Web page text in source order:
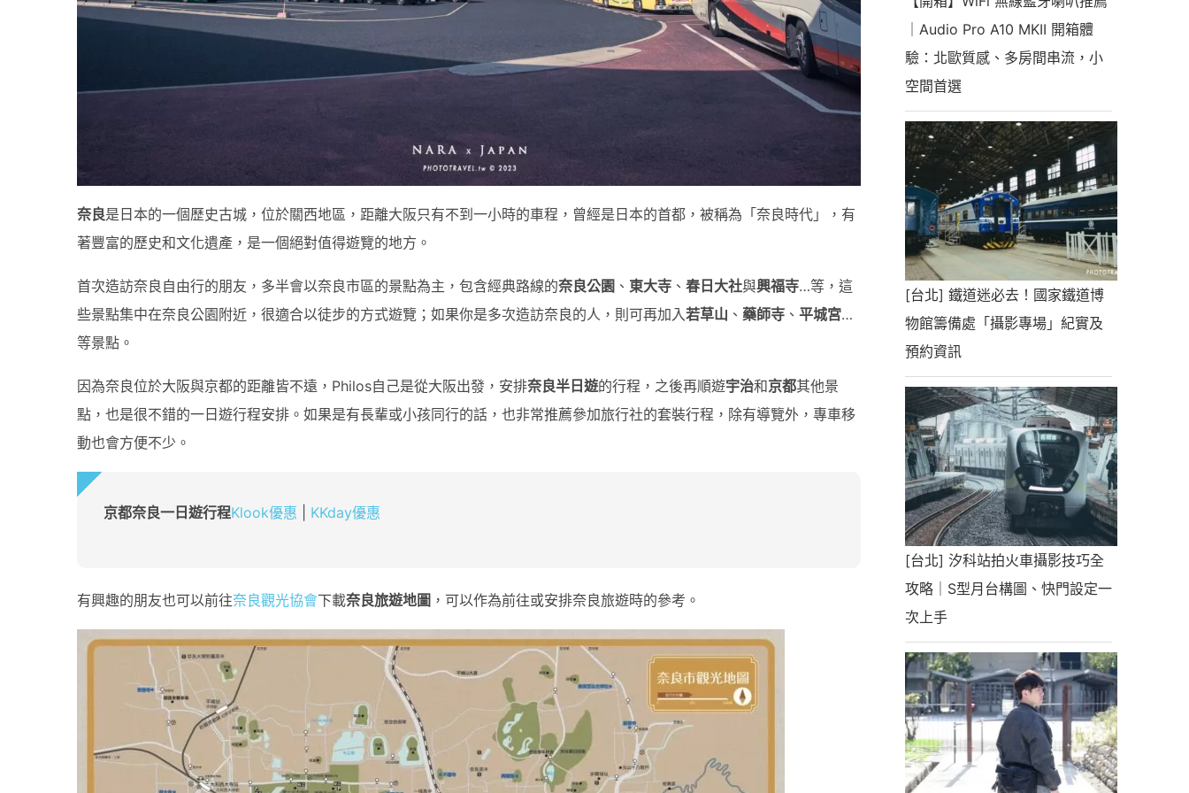
奈良是日本的一個歷史古城，位於關西地區，距離大阪只有不到一小時的車程，曾經是日本的首都，被稱為「奈良時代」，有
著豐富的歷史和文化遺產，是一個絕對值得遊覽的地方。
首次造訪奈良自由行的朋友，多半會以奈良市區的景點為主，包含經典路線的奈良公園 、 東大寺 、 春日大社與興福寺…等，這
些景點集中在奈良公園附近，很適合以徒步的方式遊覽；如果你是多次造訪奈良的人，則可再加入若草山 、 藥師寺 、 平城宮…
等景點。
因為奈良位於大阪與京都的距離皆不遠，Philos自己是從大阪出發，安排奈良半日遊的行程，之後再順遊宇治和京都其他景
點，也是很不錯的一日遊行程安排。如果是有長輩或小孩同行的話，也非常推薦參加旅行社的套裝行程，除有導覽外，專車移
動也會方便不少。
京都奈良一日遊行程Klook優惠 KKday優惠
有興趣的朋友也可以前往奈良觀光協會下載奈良旅遊地圖 ，可以作為前往或安排奈良旅遊時的參考。
｜Audio Pro A10 MKII 開箱體
驗：北歐質感、多房間串流，小
空間首選
[台北] 鐵道迷必去！國家鐵道博
物館籌備處「攝影專場」紀實及
預約資訊
[台北] 汐科站拍火車攝影技巧全
攻略｜S型月台構圖、快門設定一
次上手